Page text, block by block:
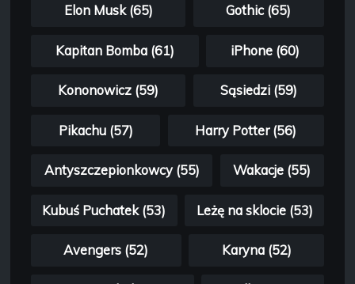
Elon Musk (65) Gothic (65)
Kapitan Bomba (61) iPhone (60)
Kononowicz (59) Sąsiedzi (59)
Pikachu (57) Harry Potter (56)
Antyszczepionkowcy (55) Wakacje (55)
Kubuś Puchatek (53) Leżę na sklocie (53)
Avengers (52) Karyna (52)